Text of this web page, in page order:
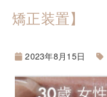
矯正装置】
2023年8月15日